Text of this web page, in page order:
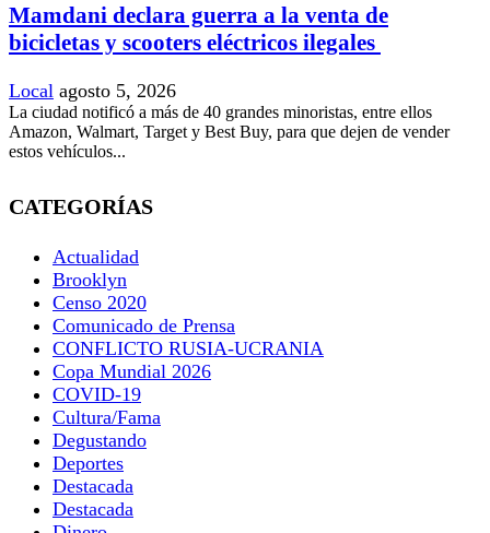
Mamdani declara guerra a la venta de
bicicletas y scooters eléctricos ilegales
Local agosto 5, 2026
La ciudad notificó a más de 40 grandes minoristas, entre ellos
Amazon, Walmart, Target y Best Buy, para que dejen de vender
estos vehículos...
CATEGORÍAS
Actualidad
Brooklyn
Censo 2020
Comunicado de Prensa
CONFLICTO RUSIA-UCRANIA
Copa Mundial 2026
COVID-19
Cultura/Fama
Degustando
Deportes
Destacada
Destacada